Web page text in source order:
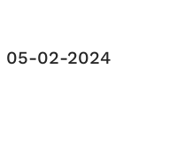
05-02-2024